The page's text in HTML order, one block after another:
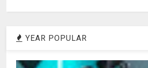
YEAR POPULAR